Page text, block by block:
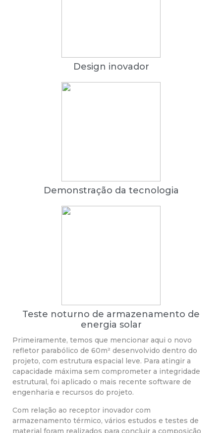
Design inovador
Demonstração da tecnologia
Teste noturno de armazenamento de
energia solar
Primeiramente, temos que mencionar aqui o novo
refletor parabólico de 60m² desenvolvido dentro do
projeto, com estrutura espacial leve. Para atingir a
capacidade máxima sem comprometer a integridade
estrutural, foi aplicado o mais recente software de
engenharia e recursos do projeto.
Com relação ao receptor inovador com
armazenamento térmico, vários estudos e testes de
material foram realizados para concluir a composição